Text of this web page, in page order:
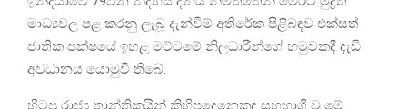
මාධ්‍යවල පළ කරනු ලැබූ දැන්වීම් අතිරේක පිළිබඳව එක්සත්
ජාතික පක්ෂයේ ඉහළ මට්ටමේ නිලධාරීන්ගේ හමුවකදී දැඩි
අවධානය යොමුවී තිබේ.
හිටපු රාජ්‍ය තාන්ත්‍රිකයින් කිහිපදෙනෙකුද සහභාගී වූ මේ